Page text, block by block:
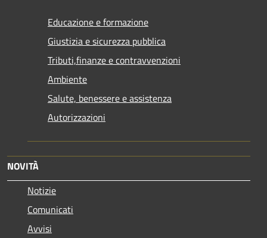
Educazione e formazione
Giustizia e sicurezza pubblica
Tributi,finanze e contravvenzioni
Ambiente
Salute, benessere e assistenza
Autorizzazioni
NOVITÀ
Notizie
Comunicati
Avvisi